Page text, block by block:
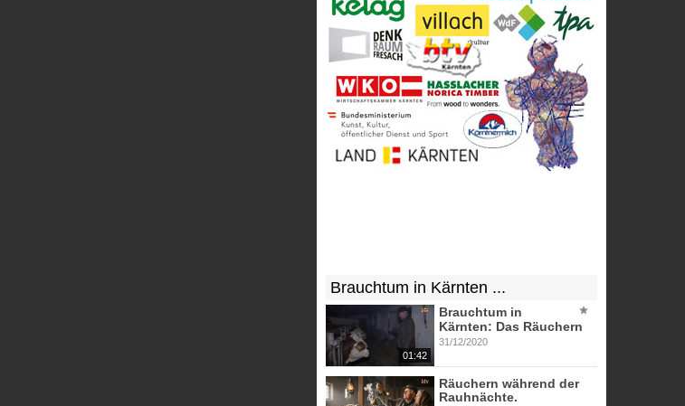
Brauchtum in Kärnten ...
01:42
Brauchtum in
Kärnten: Das Räuchern
31/12/2020
Räuchern während der
Rauhnächte.